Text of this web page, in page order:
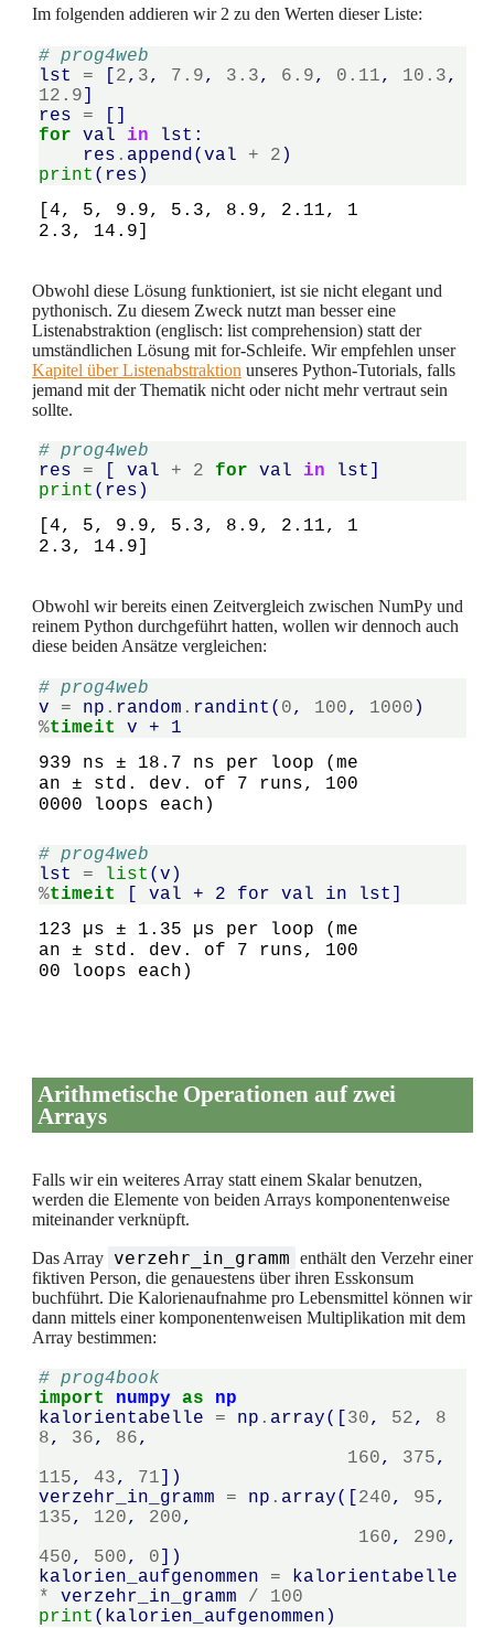
Im folgenden addieren wir 2 zu den Werten dieser Liste:
# prog4web
lst
= 2, 3, 7.9, 3.3, 6.9, 0.11, 10.3,
12.9
res
=
for
val in lst :
res . append(val + 2 )
print ( res )
[4, 5, 9.9, 5.3, 8.9, 2.11, 1
Obwohl diese Lösung funktioniert, ist sie nicht elegant und
pythonisch. Zu diesem Zweck nutzt man besser eine
Listenabstraktion (englisch: list comprehension) statt der
umständlichen Lösung mit for-Schleife. Wir empfehlen unser
Kapitel über Listenabstraktion unseres Python-Tutorials, falls
jemand mit der Thematik nicht oder nicht mehr vertraut sein
sollte.
# prog4web
res
= val + 2 for val in lst
print ( res )
[4, 5, 9.9, 5.3, 8.9, 2.11, 1
Obwohl wir bereits einen Zeitvergleich zwischen NumPy und
reinem Python durchgeführt hatten, wollen wir dennoch auch
diese beiden Ansätze vergleichen:
# prog4web
v
= np . random . randint ( 0, 100, 1000 )
%timeit
939 ns ± 18.7 ns per loop (me
an ± std. dev. of 7 runs, 100
# prog4web
lst
= list (v )
%timeit
123 µs ± 1.35 µs per loop (me
an ± std. dev. of 7 runs, 100
Arithmetische Operationen auf zwei
Arrays
Falls wir ein weiteres Array statt einem Skalar benutzen,
werden die Elemente von beiden Arrays komponentenweise
miteinander verknüpft.
Das Array verzehr_in_gramm enthält den Verzehr einer
fiktiven Person, die genauestens über ihren Esskonsum
buchführt. Die Kalorienaufnahme pro Lebensmittel können wir
dann mittels einer komponentenweisen Multiplikation mit dem
Array bestimmen:
# prog4book
import
numpy as
np
kalorientabelle
= np . array([ 30, 52,
8
8, 36, 86,
160, 375,
115, 43, 71 ])
verzehr_in_gramm
= np . array([ 240, 95,
135, 120, 200,
160, 290,
450, 500, 0 ])
kalorien_aufgenommen
=
kalorientabelle
*
verzehr_in_gramm /
100
print ( kalorien_aufgenommen )